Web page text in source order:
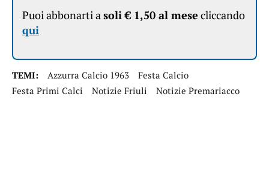
Puoi abbonarti a soli € 1,50 al mese cliccando
qui
TEMI: Azzurra Calcio 1963
Festa Calcio
Festa Primi Calci
Notizie Friuli Notizie Premariacco